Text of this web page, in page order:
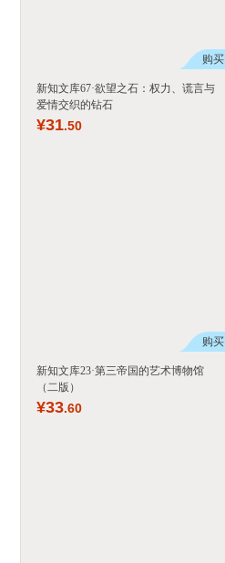
购买
新知文库67·欲望之石：权力、谎言与
爱情交织的钻石
¥31.50
购买
新知文库23·第三帝国的艺术博物馆
（二版）
¥33.60